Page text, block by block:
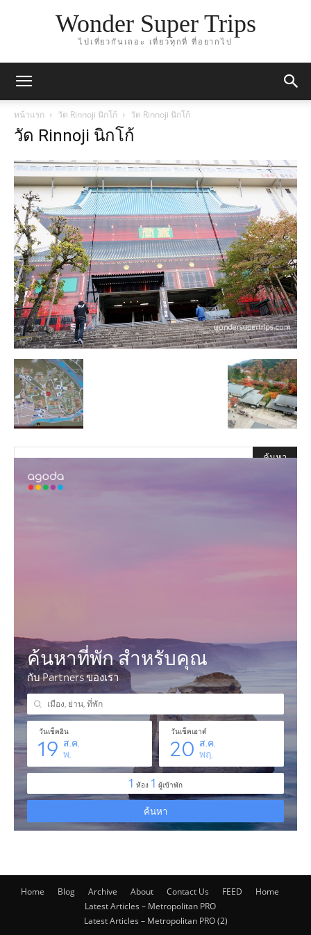
Wonder Super Trips
ไปเที่ยวกันเถอะ เที่ยวทุกที่ ที่อยากไป
หน้าแรก วัด Rinnoji นิกโก้ วัด Rinnoji นิกโก้
วัด Rinnoji นิกโก้
Home Blog Archive About Contact Us FEED
Home
Latest Articles – Metropolitan PRO
Latest Articles – Metropolitan PRO (2)